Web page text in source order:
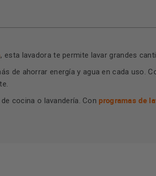
, esta lavadora te permite lavar grandes
de ahorrar energía y agua en cada uso.
cocina o lavandería. Con programas de